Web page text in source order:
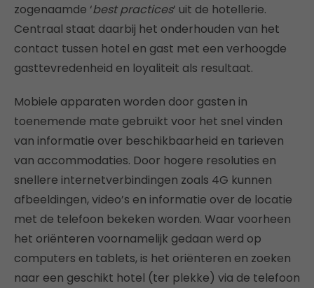
zogenaamde ‘best practices’ uit de hotellerie.
Centraal staat daarbij het onderhouden van het
contact tussen hotel en gast met een verhoogde
gasttevredenheid en loyaliteit als resultaat.
Mobiele apparaten worden door gasten in
toenemende mate gebruikt voor het snel vinden
van informatie over beschikbaarheid en tarieven
van accommodaties. Door hogere resoluties en
snellere internetverbindingen zoals 4G kunnen
afbeeldingen, video’s en informatie over de locatie
met de telefoon bekeken worden. Waar voorheen
het oriënteren voornamelijk gedaan werd op
computers en tablets, is het oriënteren en zoeken
naar een geschikt hotel (ter plekke) via de telefoon